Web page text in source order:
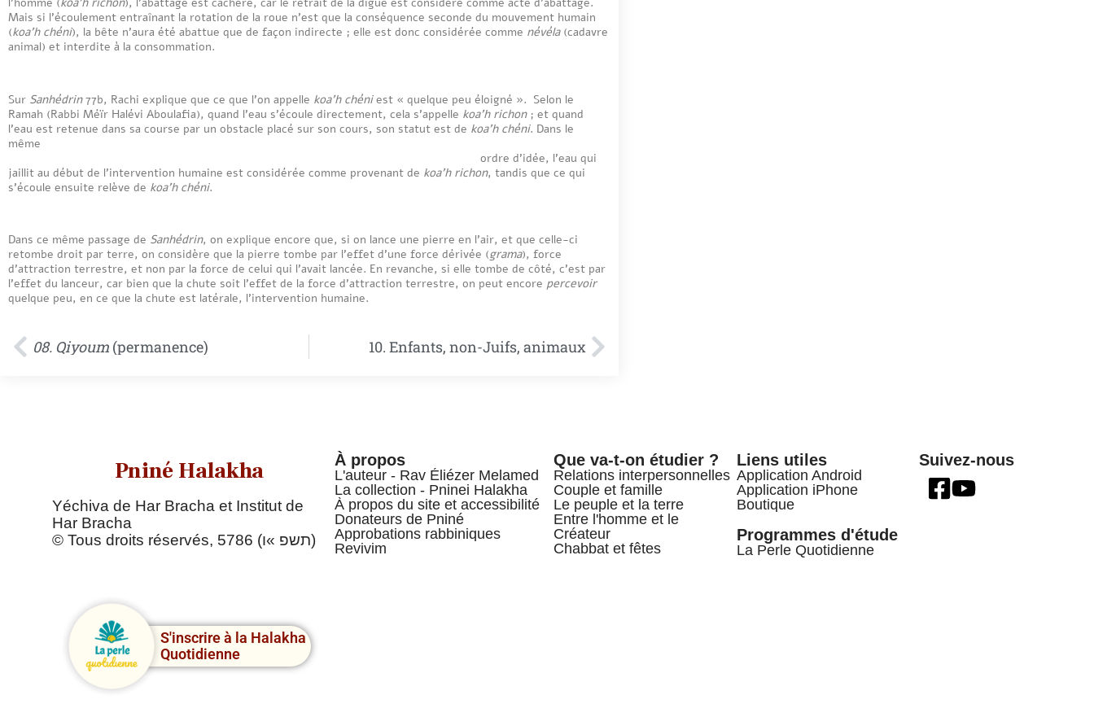
Mais si l’écoulement entraînant la rotation de la roue n’est que la conséquence seconde du mouvement humain
(koa’h chéni), la bête n’aura été abattue que de façon indirecte ; elle est donc considérée comme névéla(cadavre
animal) et interdite à la consommation.
Sur Sanhédrin77b, Rachi explique que ce que l’on appelle koa’h chéniest « quelque peu éloigné ». Selon le
Ramah (Rabbi Méïr Halévi Aboulafia), quand l’eau s’écoule directement, cela s’appelle koa’h richon; et quand
l’eau est retenue dans sa course par un obstacle placé sur son cours, son statut est de koa’h chéni. Dans le
même
ordre d’idée, l’eau qui
jaillit au début de l’intervention humaine est considérée comme provenant de koa’h richon, tandis que ce qui
s’écoule ensuite relève de koa’h chéni.
Dans ce même passage de Sanhédrin, on explique encore que, si on lance une pierre en l’air, et que celle-ci
retombe droit par terre, on considère que la pierre tombe par l’effet d’une force dérivée (grama), force
d’attraction terrestre, et non par la force de celui qui l’avait lancée. En revanche, si elle tombe de côté, c’est par
l’effet du lanceur, car bien que la chute soit l’effet de la force d’attraction terrestre, on peut encore percevoir
quelque peu, en ce que la chute est latérale, l’intervention humaine.
08. Qiyoum (permanence) 10. Enfants, non-Juifs, animaux
Pniné Halakha
Yéchiva de Har Bracha et Institut de
Har Bracha
© Tous droits réservés, 5786 (תשפ »ו)
S'inscrire à la Halakha
Quotidienne
À propos
L'auteur - Rav Éliézer Melamed
La collection - Pninei Halakha
À propos du site et accessibilité
Donateurs de Pniné
Approbations rabbiniques
Revivim
Que va-t-on étudier ?
Relations interpersonnelles
Couple et famille
Le peuple et la terre
Entre l'homme et le
Créateur
Chabbat et fêtes
Liens utiles
Application Android
Application iPhone
Boutique
Programmes d'étude
La Perle Quotidienne
Suivez-nous